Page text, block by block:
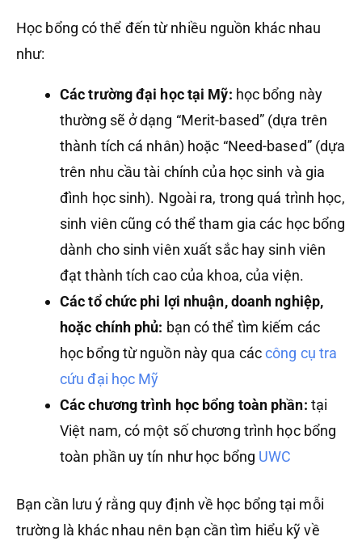
Học bổng có thể đến từ nhiều nguồn khác nhau
như:
Các trường đại học tại Mỹ: học bổng này
thường sẽ ở dạng “Merit-based” (dựa trên
thành tích cá nhân) hoặc “Need-based” (dựa
trên nhu cầu tài chính của học sinh và gia
đình học sinh). Ngoài ra, trong quá trình học,
sinh viên cũng có thể tham gia các học bổng
dành cho sinh viên xuất sắc hay sinh viên
đạt thành tích cao của khoa, của viện.
Các tổ chức phi lợi nhuận, doanh nghiệp,
hoặc chính phủ: bạn có thể tìm kiếm các
học bổng từ nguồn này qua cáccông cụ tra
cứu đại học Mỹ
Các chương trình học bổng toàn phần: tại
Việt nam, có một số chương trình học bổng
toàn phần uy tín như học bổng UWC
Bạn cần lưu ý rằng quy định về học bổng tại mỗi
trường là khác nhau nên bạn cần tìm hiểu kỹ về